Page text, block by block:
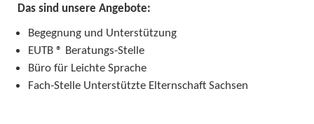
Das sind unsere Angebote:
Begegnung und Unterstützung
EUTB ® Beratungs-Stelle
Büro für Leichte Sprache
Fach-Stelle Unterstützte Elternschaft Sachsen